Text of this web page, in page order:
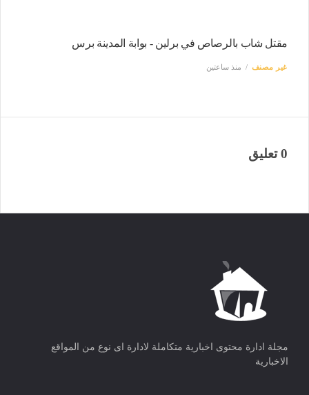
مقتل شاب بالرصاص في برلين - بوابة المدينة برس
غير مصنف منذ ساعتين
0 تعليق
مجلة ادارة محتوى اخبارية متكاملة لادارة اى نوع من المواقع
الاخبارية